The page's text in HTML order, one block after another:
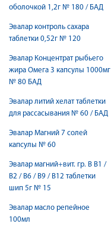
оболочкой 1,2г № 180 / БАД
Эвалар контроль сахара
таблетки 0,52г № 120
Эвалар Концентрат рыбьего
жира Омега 3 капсулы 1000мг
№ 80 БАД
Эвалар литий хелат таблетки
для рассасывания № 60 / БАД
Эвалар Магний 7 солей
капсулы № 60
Эвалар магний+вит. гр. В В1 /
В2 / В6 / В9 / В12 таблетки
шип 5г № 15
Эвалар масло репейное
100мл